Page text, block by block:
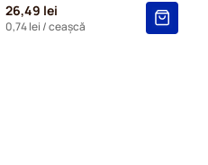
26,49 lei
0,74 lei / ceașcă